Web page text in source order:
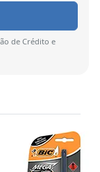
de Crédito e